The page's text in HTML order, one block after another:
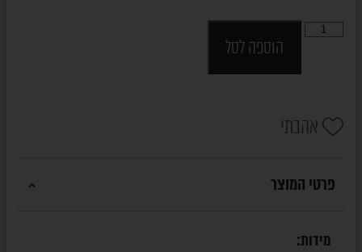
הוספה לסל
אהבתי
פרטי המוצר
מידות: